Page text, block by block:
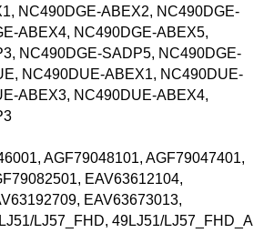
NC490DGE-ABEX2, NC490DGE-
ABEX4, NC490DGE-ABEX5,
NC490DGE-SADP5, NC490DGE-
NC490DUE-ABEX1, NC490DUE-
ABEX3, NC490DUE-ABEX4,
AGF79048101, AGF79047401,
EAV63612104,
EAV63673013,
LJ57_FHD, 49LJ51/LJ57_FHD_A